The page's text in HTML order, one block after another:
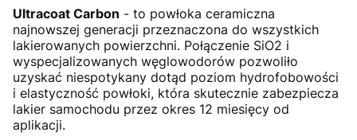
Ultracoat Carbon - to powłoka ceramiczna
najnowszej generacji przeznaczona do wszystkich
lakierowanych powierzchni. Połączenie SiO2 i
wyspecjalizowanych węglowodorów pozwoliło
uzyskać niespotykany dotąd poziom hydrofobowości
i elastyczność powłoki, która skutecznie zabezpiecza
lakier samochodu przez okres 12 miesięcy od
aplikacji.